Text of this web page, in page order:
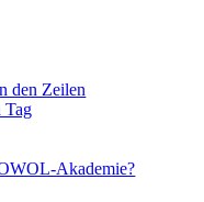
den Zeilen
Tag
Akademie?